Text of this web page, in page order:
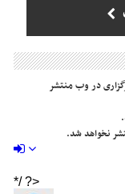
در وب منتشر
نخواهد شد.